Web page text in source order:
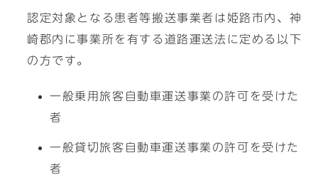
認定対象となる患者等搬送事業者は姫路市内、神
崎郡内に事業所を有する道路運送法に定める以下
の方です。
一般乗用旅客自動車運送事業の許可を受けた
者
一般貸切旅客自動車運送事業の許可を受けた
者